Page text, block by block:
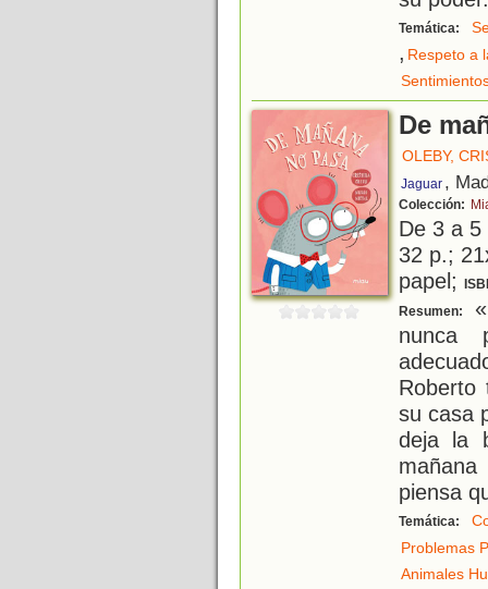
Temática:
, Respeto a
De
OLEBY,
Jaguar ,
Colección:
De 3 a
32 p.;
papel;
Resumen:
nunca
Roberto
su casa
deja la
piensa
Temática:
Problemas
Animales